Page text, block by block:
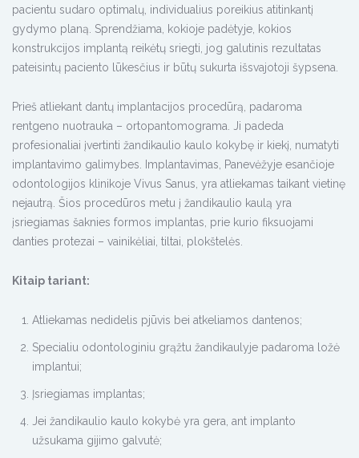
pacientu sudaro optimalų, individualius poreikius atitinkantį
gydymo planą. Sprendžiama, kokioje padėtyje, kokios
konstrukcijos implantą reikėtų sriegti, jog galutinis rezultatas
pateisintų paciento lūkesčius ir būtų sukurta išsvajotoji šypsena.
Prieš atliekant dantų implantacijos procedūrą, padaroma
rentgeno nuotrauka – ortopantomograma. Ji padeda
profesionaliai įvertinti žandikaulio kaulo kokybę ir kiekį, numatyti
implantavimo galimybes. Implantavimas, Panevėžyje esančioje
odontologijos klinikoje Vivus Sanus, yra atliekamas taikant vietinę
nejautrą. Šios procedūros metu į žandikaulio kaulą yra
įsriegiamas šaknies formos implantas, prie kurio fiksuojami
danties protezai – vainikėliai, tiltai, plokštelės.
Kitaip tariant:
Atliekamas nedidelis pjūvis bei atkeliamos dantenos;
Specialiu odontologiniu grąžtu žandikaulyje padaroma ložė
implantui;
Įsriegiamas implantas;
Jei žandikaulio kaulo kokybė yra gera, ant implanto
užsukama gijimo galvutė;